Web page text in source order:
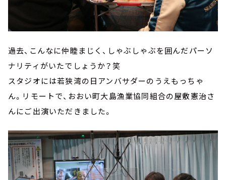
過去、こんなに仲睦まじく、しゃぶしゃぶを囲んだパーソ
ナリティがいたでしょうか？笑
スタジオには若狭湾の日アンバサダーのうえもっちゃ
ん。リモートで、おおい町大島漁業協同組合の屋敷憲治さ
んにご出演いただきました。